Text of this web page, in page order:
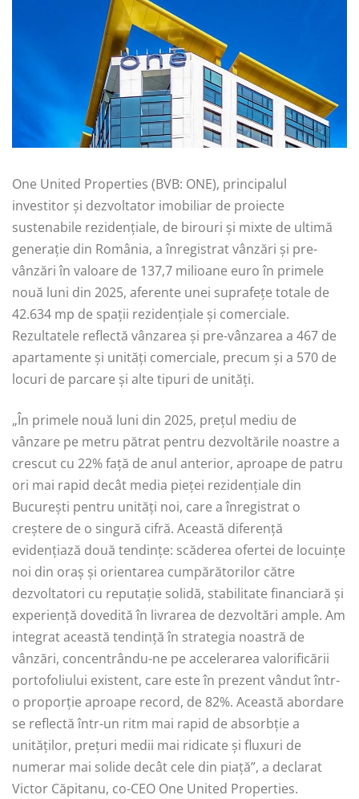
One United Properties (BVB: ONE), principalul
investitor și dezvoltator imobiliar de proiecte
sustenabile rezidențiale, de birouri și mixte de ultimă
generație din România, a înregistrat vânzări și pre-
vânzări în valoare de 137,7 milioane euro în primele
nouă luni din 2025, aferente unei suprafețe totale de
42.634 mp de spații rezidențiale și comerciale.
Rezultatele reflectă vânzarea și pre-vânzarea a 467 de
apartamente și unități comerciale, precum și a 570 de
locuri de parcare și alte tipuri de unități.
„În primele nouă luni din 2025, prețul mediu de
vânzare pe metru pătrat pentru dezvoltările noastre a
crescut cu 22% față de anul anterior, aproape de patru
ori mai rapid decât media pieței rezidențiale din
București pentru unități noi, care a înregistrat o
creștere de o singură cifră. Această diferență
evidențiază două tendințe: scăderea ofertei de locuințe
noi din oraș și orientarea cumpărătorilor către
dezvoltatori cu reputație solidă, stabilitate financiară și
experiență dovedită în livrarea de dezvoltări ample. Am
integrat această tendință în strategia noastră de
vânzări, concentrându-ne pe accelerarea valorificării
portofoliului existent, care este în prezent vândut într-
o proporție aproape record, de 82%. Această abordare
se reflectă într-un ritm mai rapid de absorbție a
unităților, prețuri medii mai ridicate și fluxuri de
numerar mai solide decât cele din piață”, a declarat
Victor Căpitanu, co-CEO One United Properties.